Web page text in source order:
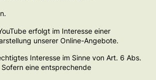
erfolgt im Interesse einer
unserer Online-Angebote.
Interesse im Sinne von Art. 6 Abs.
Sofern eine entsprechende